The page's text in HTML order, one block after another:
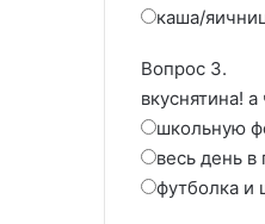
каша/
Вопрос 3.
вкуснятина!
школьную
весь день
футболка и